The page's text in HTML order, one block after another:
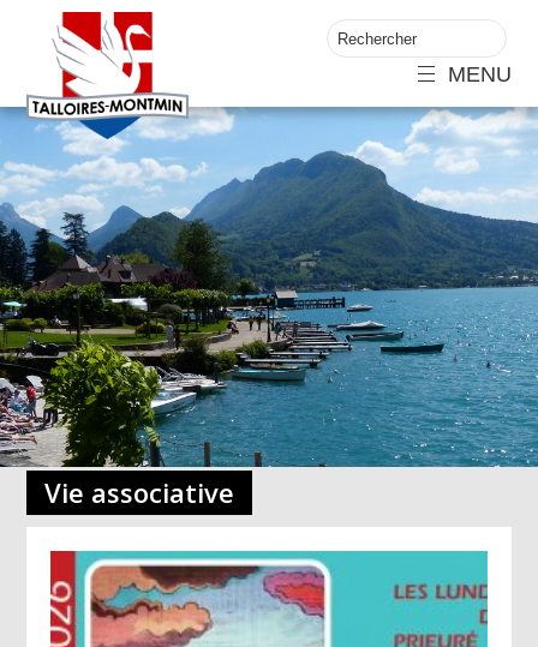
MENU
Vie associative